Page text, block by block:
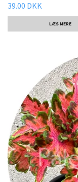
39.00 DKK
LÆS MERE